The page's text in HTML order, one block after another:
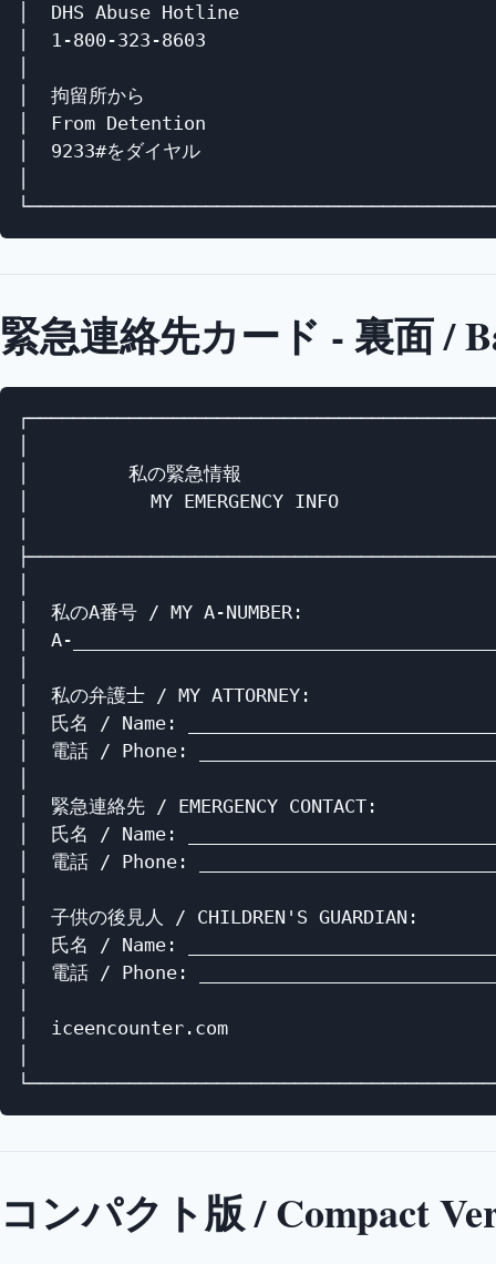
│  DHS Abuse Hotline
│  1-800-323-8603
│  拘留所から
│  From Detention
│  9233#をダイヤル
緊急連絡先カード - 裏面 /
│         私の緊急情報
│           MY EMERGENCY INFO
│  私のA番号 / MY A-NUMBER:
│  A-
│  私の弁護士 / MY ATTORNEY:
│  氏名 / Name:
│  電話 / Phone:
│  緊急連絡先 / EMERGENCY CONTACT:
│  氏名 / Name:
│  電話 / Phone:
│  子供の後見人 / CHILDREN'S GUARDIAN:
│  氏名 / Name:
│  電話 / Phone:
│  iceencounter.com
コンパクト版 / Compact